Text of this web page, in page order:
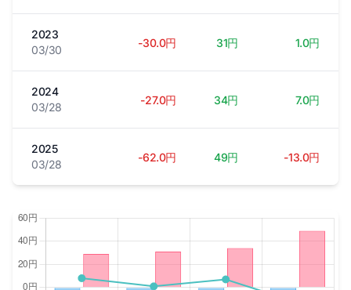
2023
03/30
-30.0円 31円 1.0円
2024
03/28
-27.0円 34円 7.0円
2025
03/28
-62.0円 49円 -13.0円